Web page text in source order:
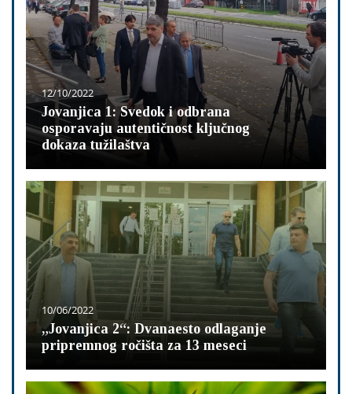
12/10/2022
Jovanjica 1: Svedok i odbrana
osporavaju autentičnost ključnog
dokaza tužilaštva
10/06/2022
„Jovanjica 2“: Dvanaesto odlaganje
pripremnog ročišta za 13 meseci